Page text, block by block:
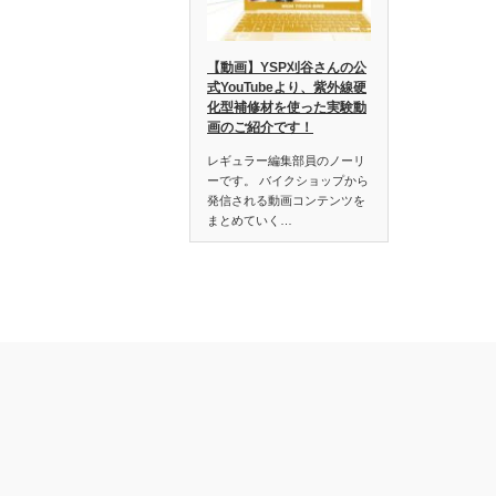
【動画】YSP刈谷さんの公
式YouTubeより、紫外線硬
化型補修材を使った実験動
画のご紹介です！
レギュラー編集部員のノーリ
ーです。 バイクショップから
発信される動画コンテンツを
まとめていく…